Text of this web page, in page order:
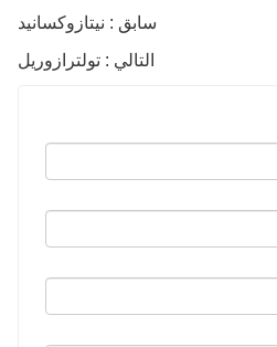
سابق : نيتازوكسانيد
التالي : تولترازوريل